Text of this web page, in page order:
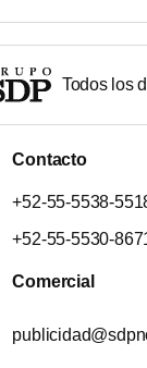
Todos los
Contacto
+52-55-5538-
+52-55-5530-
Comercial